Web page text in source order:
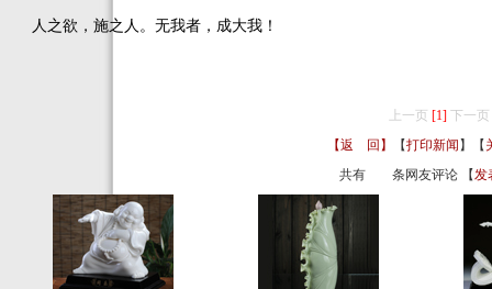
人之欲，施之人。无我者，成大我！
上一页 [1] 下一页
【返 回】
【打印新闻 】【
共有
条网友评论 【发